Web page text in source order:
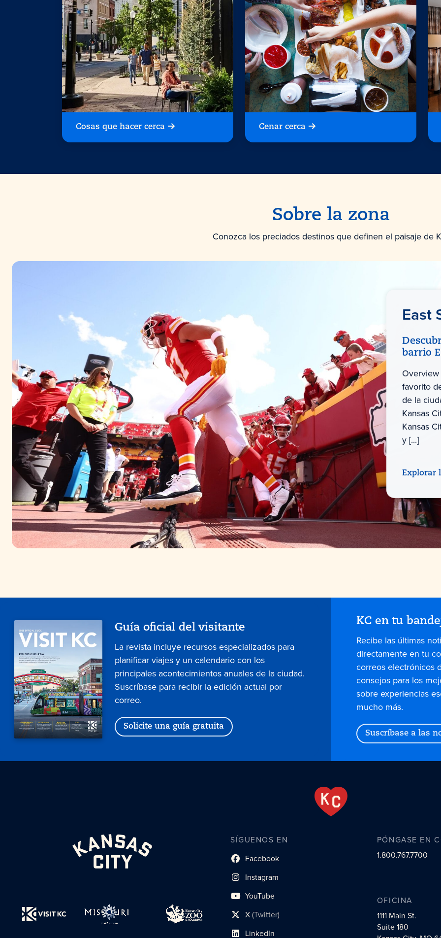
Cosas que hacer cerca Cenar cerca
Sobre la zona
Conozca los preciados destinos que definen el paisaje de
East
barrio
favorito
de la
Kansas
Kansas
y [...]
Explorar
Guía oficial del visitante
La revista incluye recursos especializados para
planificar viajes y un calendario con los
principales acontecimientos anuales de la ciudad.
Suscríbase para recibir la edición actual por
correo.
Solicite una guía gratuita
KC en tu
Recibe las últimas
directamente en tu
correos electrónicos
consejos para los
sobre experiencias
mucho más.
Suscríbase a las
SÍGUENOS EN
Facebook
enlace al perfil social
Instagram
enlace de perfil social
YouTube
enlace de perfil social
X(Twitter)
enlace al perfil social
LinkedIn
PÓNGASE EN
1.800.767.7700
OFICINA
1111 Main St.
Suite 180